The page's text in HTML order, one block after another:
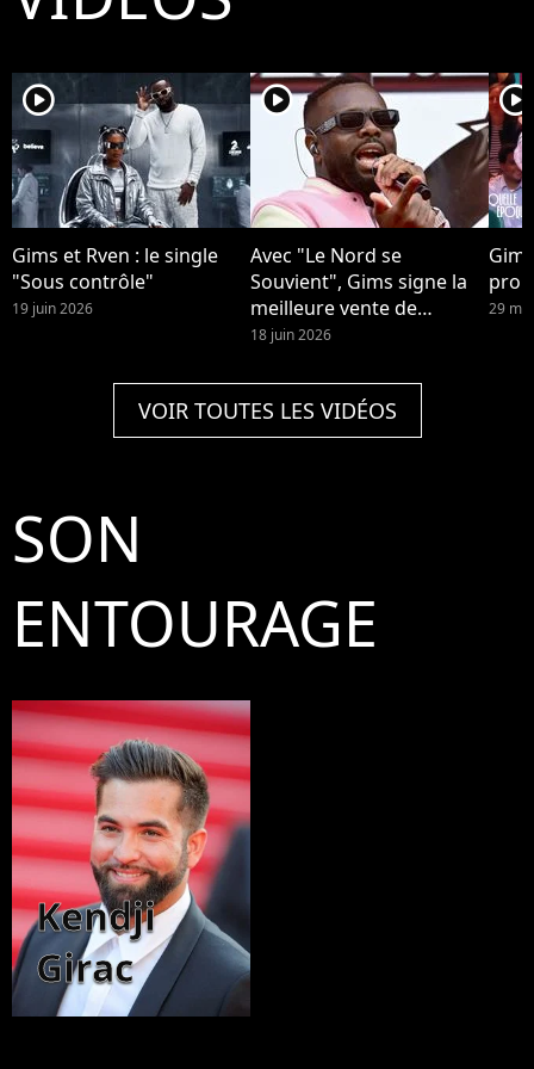
player2
Gims et Rven : le single
"Sous contrôle"
19 juin 2026
player2
Avec "Le Nord se
Souvient", Gims signe la
meilleure vente de
l'année.
18 juin 2026
player2
29
VOIR TOUTES LES VIDÉOS
SON
ENTOURAGE
Kendji
Girac